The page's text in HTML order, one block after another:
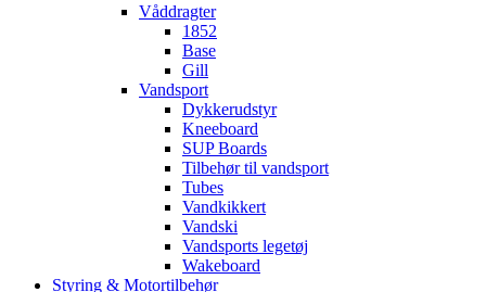
Våddragter
1852
Base
Gill
Vandsport
Dykkerudstyr
Kneeboard
SUP Boards
Tilbehør til vandsport
Tubes
Vandkikkert
Vandski
Vandsports legetøj
Wakeboard
Styring & Motortilbehør